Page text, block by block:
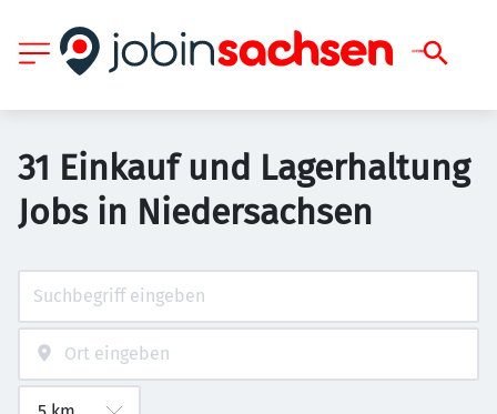
31 Einkauf und Lagerhaltung
Jobs in Niedersachsen